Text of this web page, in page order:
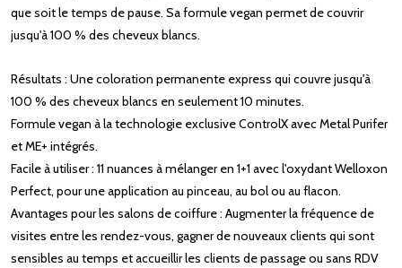
que soit le temps de pause. Sa formule vegan permet de couvrir
jusqu'à 100 % des cheveux blancs.
Résultats : Une coloration permanente express qui couvre jusqu'à
100 % des cheveux blancs en seulement 10 minutes.
Formule vegan à la technologie exclusive ControlX avec Metal Purifer
et ME+ intégrés.
Facile à utiliser : 11 nuances à mélanger en 1+1 avec l'oxydant Welloxon
Perfect, pour une application au pinceau, au bol ou au flacon.
Avantages pour les salons de coiffure : Augmenter la fréquence de
visites entre les rendez-vous, gagner de nouveaux clients qui sont
sensibles au temps et accueillir les clients de passage ou sans RDV